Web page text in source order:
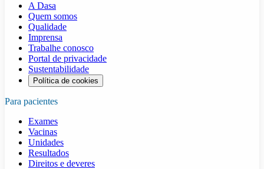
A Dasa
Quem somos
Qualidade
Imprensa
Trabalhe conosco
Portal de privacidade
Sustentabilidade
Política de cookies
Para pacientes
Exames
Vacinas
Unidades
Resultados
Direitos e deveres